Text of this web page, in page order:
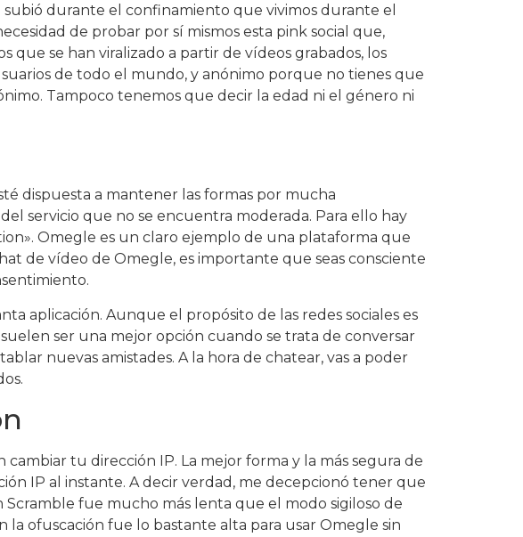
durante el confinamiento que vivimos durante el
de probar por sí mismos esta pink social que,
que se han viralizado a partir de vídeos grabados, los
de todo el mundo, y anónimo porque no tienes que
Tampoco tenemos que decir la edad ni el género ni
dispuesta a mantener las formas por mucha
servicio que no se encuentra moderada. Para ello hay
Omegle es un claro ejemplo de una plataforma que
de vídeo de Omegle, es importante que seas consciente
aplicación. Aunque el propósito de las redes sociales es
ser una mejor opción cuando se trata de conversar
nuevas amistades. A la hora de chatear, vas a poder
tu dirección IP. La mejor forma y la más segura de
IP al instante. A decir verdad, me decepcionó tener que
fue mucho más lenta que el modo sigiloso de
la ofuscación fue lo bastante alta para usar Omegle sin